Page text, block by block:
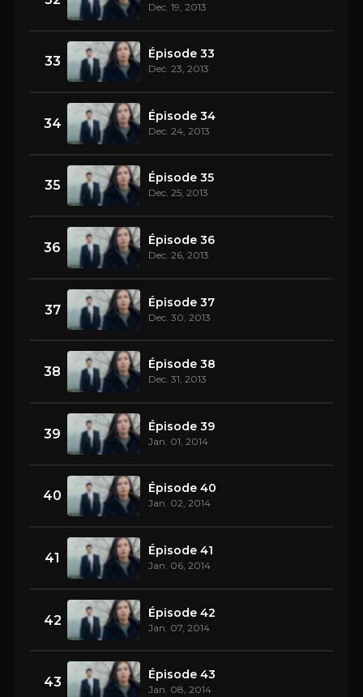
Dec. 19, 2013
33 Épisode 33
Dec. 23, 2013
34 Épisode 34
Dec. 24, 2013
35 Épisode 35
Dec. 25, 2013
36 Épisode 36
Dec. 26, 2013
37 Épisode 37
Dec. 30, 2013
38 Épisode 38
Dec. 31, 2013
39 Épisode 39
Jan. 01, 2014
40 Épisode 40
Jan. 02, 2014
41 Épisode 41
Jan. 06, 2014
42 Épisode 42
Jan. 07, 2014
43 Épisode 43
Jan. 08, 2014